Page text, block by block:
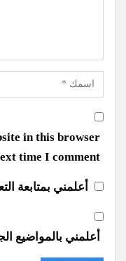
in this browser
time I comment.
أعلمني بمتابعة
أعلمني بالمواضيع